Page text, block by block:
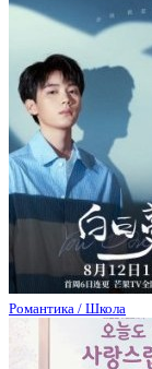
Романтика / Школа